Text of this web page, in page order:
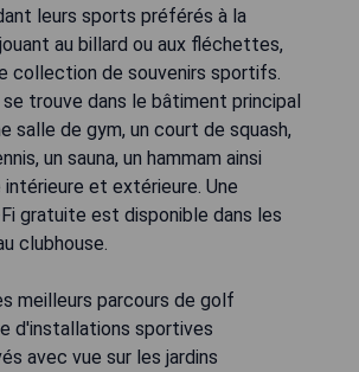
leurs sports préférés à la
au billard ou aux fléchettes,
collection de souvenirs sportifs.
trouve dans le bâtiment principal
salle de gym, un court de squash,
un sauna, un hammam ainsi
intérieure et extérieure. Une
gratuite est disponible dans les
clubhouse.
meilleurs parcours de golf
d'installations sportives
avec vue sur les jardins